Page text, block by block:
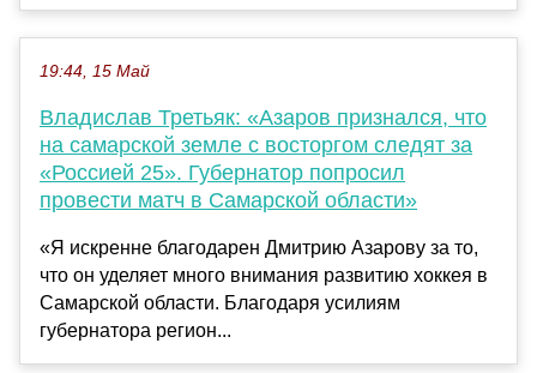
19:44, 15 Май
Владислав Третьяк: «Азаров признался, что
на самарской земле с восторгом следят за
«Россией 25». Губернатор попросил
провести матч в Самарской области»
«Я искренне благодарен Дмитрию Азарову за то,
что он уделяет много внимания развитию хоккея в
Самарской области. Благодаря усилиям
губернатора регион...